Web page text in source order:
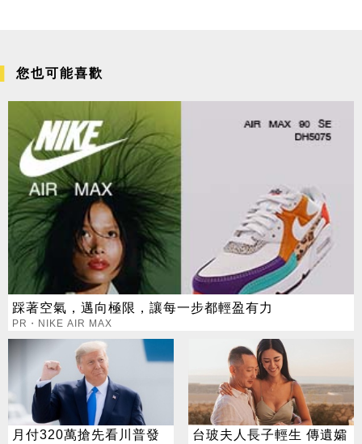
您也可能喜歡
踩著空氣，邁向極限，讓每一步都輕盈有力
PR・NIKE AIR MAX
月付320萬搶先看川普發
台玻夫人長子輕生 傳遺孀